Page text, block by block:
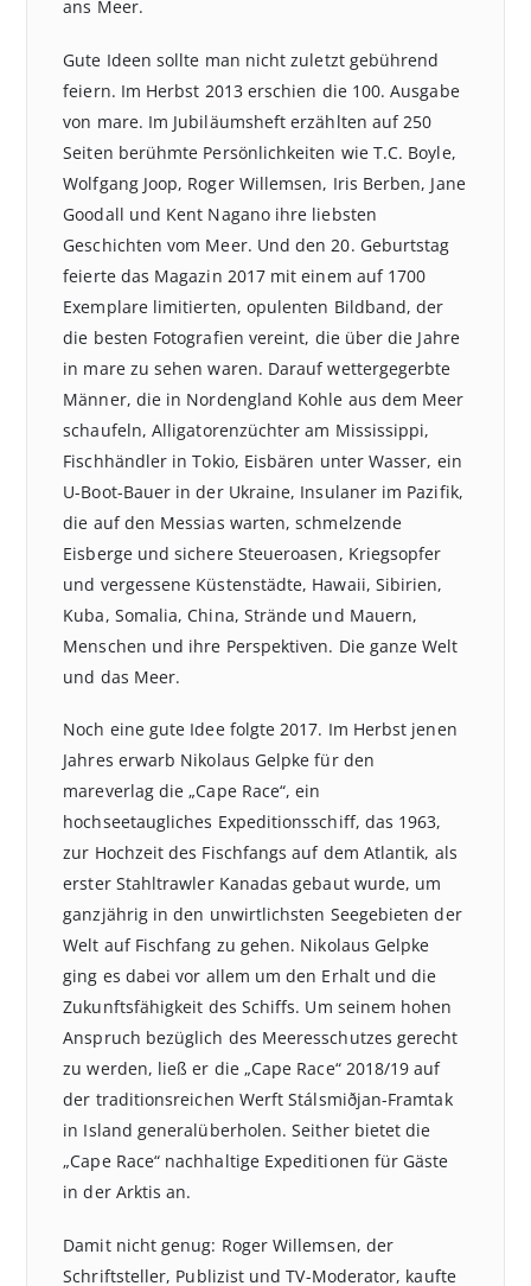
ans Meer.
Gute Ideen sollte man nicht zuletzt gebührend
feiern. Im Herbst 2013 erschien die 100. Ausgabe
von mare. Im Jubiläumsheft erzählten auf 250
Seiten berühmte Persönlichkeiten wie T.C. Boyle,
Wolfgang Joop, Roger Willemsen, Iris Berben, Jane
Goodall und Kent Nagano ihre liebsten
Geschichten vom Meer. Und den 20. Geburtstag
feierte das Magazin 2017 mit einem auf 1700
Exemplare limitierten, opulenten Bildband, der
die besten Fotografien vereint, die über die Jahre
in mare zu sehen waren. Darauf wettergegerbte
Männer, die in Nordengland Kohle aus dem Meer
schaufeln, Alligatorenzüchter am Mississippi,
Fischhändler in Tokio, Eisbären unter Wasser, ein
U-Boot-Bauer in der Ukraine, Insulaner im Pazifik,
die auf den Messias warten, schmelzende
Eisberge und sichere Steueroasen, Kriegsopfer
und vergessene Küstenstädte, Hawaii, Sibirien,
Kuba, Somalia, China, Strände und Mauern,
Menschen und ihre Perspektiven. Die ganze Welt
und das Meer.
Noch eine gute Idee folgte 2017. Im Herbst jenen
Jahres erwarb Nikolaus Gelpke für den
mareverlag die „Cape Race“, ein
hochseetaugliches Expeditionsschiff, das 1963,
zur Hochzeit des Fischfangs auf dem Atlantik, als
erster Stahltrawler Kanadas gebaut wurde, um
ganzjährig in den unwirtlichsten Seegebieten der
Welt auf Fischfang zu gehen. Nikolaus Gelpke
ging es dabei vor allem um den Erhalt und die
Zukunftsfähigkeit des Schiffs. Um seinem hohen
Anspruch bezüglich des Meeresschutzes gerecht
zu werden, ließ er die „Cape Race“ 2018/19 auf
der traditionsreichen Werft Stálsmiðjan-Framtak
in Island generalüberholen. Seither bietet die
„Cape Race“ nachhaltige Expeditionen für Gäste
in der Arktis an.
Damit nicht genug: Roger Willemsen, der
Schriftsteller, Publizist und TV-Moderator, kaufte